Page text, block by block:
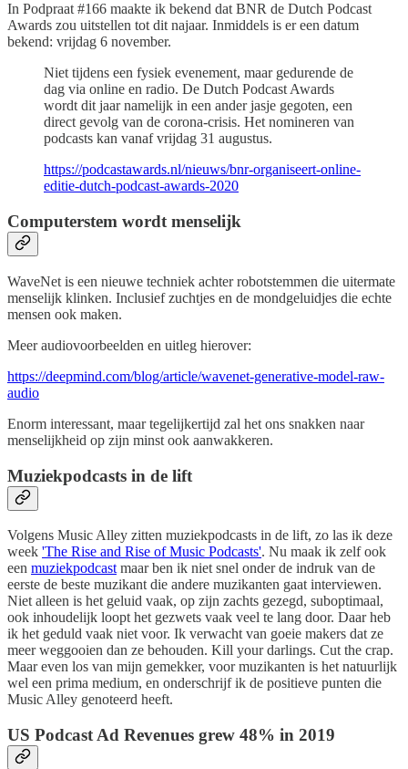
In Podpraat #166 maakte ik bekend dat BNR de Dutch Podcast
Awards zou uitstellen tot dit najaar. Inmiddels is er een datum
bekend: vrijdag 6 november.
Niet tijdens een fysiek evenement, maar gedurende de
dag via online en radio. De Dutch Podcast Awards
wordt dit jaar namelijk in een ander jasje gegoten, een
direct gevolg van de corona-crisis. Het nomineren van
podcasts kan vanaf vrijdag 31 augustus.
https://podcastawards.nl/nieuws/bnr-organiseert-online-
editie-dutch-podcast-awards-2020
Computerstem wordt menselijk
WaveNet is een nieuwe techniek achter robotstemmen die uitermate
menselijk klinken. Inclusief zuchtjes en de mondgeluidjes die echte
mensen ook maken.
Meer audiovoorbeelden en uitleg hierover:
https://deepmind.com/blog/article/wavenet-generative-model-raw-
audio
Enorm interessant, maar tegelijkertijd zal het ons snakken naar
menselijkheid op zijn minst ook aanwakkeren.
Muziekpodcasts in de lift
Volgens Music Alley zitten muziekpodcasts in de lift, zo las ik deze
week 'The Rise and Rise of Music Podcasts'. Nu maak ik zelf ook
een muziekpodcast maar ben ik niet snel onder de indruk van de
eerste de beste muzikant die andere muzikanten gaat interviewen.
Niet alleen is het geluid vaak, op zijn zachts gezegd, suboptimaal,
ook inhoudelijk loopt het gezwets vaak veel te lang door. Daar heb
ik het geduld vaak niet voor. Ik verwacht van goeie makers dat ze
meer weggooien dan ze behouden. Kill your darlings. Cut the crap.
Maar even los van mijn gemekker, voor muzikanten is het natuurlijk
wel een prima medium, en onderschrijf ik de positieve punten die
Music Alley genoteerd heeft.
US Podcast Ad Revenues grew 48% in 2019